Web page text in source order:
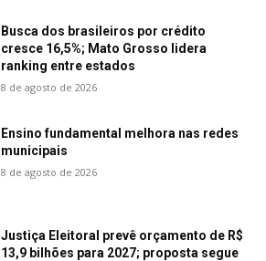
Busca dos brasileiros por crédito
cresce 16,5%; Mato Grosso lidera
ranking entre estados
8 de agosto de 2026
Ensino fundamental melhora nas redes
municipais
8 de agosto de 2026
Justiça Eleitoral prevê orçamento de R$
13,9 bilhões para 2027; proposta segue